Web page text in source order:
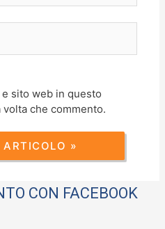
sito web in questo
che commento.
CON FACEBOOK